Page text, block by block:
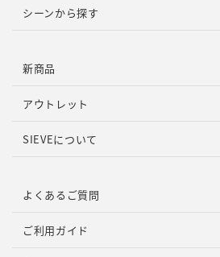
シーンから探す
新商品
アウトレット
SIEVEについて
よくあるご質問
ご利用ガイド